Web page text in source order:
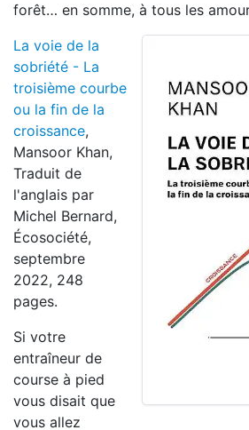
forêt… en somme, à tous les
La voie de la
sobriété - La
troisième courbe
ou la fin de la
croissance,
Mansoor Khan,
Traduit de
l'anglais par
Michel Bernard,
Écosociété,
septembre
2022, 248
pages.
Si votre
entraîneur de
course à pied
vous disait que
vous allez